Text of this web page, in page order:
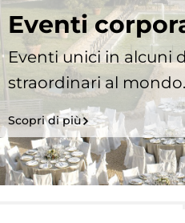
Eventi
Eventi unici in alcuni
straordinari al mondo.
Scopri di più